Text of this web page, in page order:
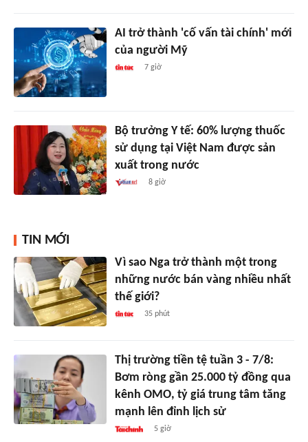
AI trở thành 'cố vấn tài chính' mới
của người Mỹ
7 giờ
Bộ trưởng Y tế: 60% lượng thuốc
sử dụng tại Việt Nam được sản
xuất trong nước
8 giờ
TIN MỚI
Vì sao Nga trở thành một trong
những nước bán vàng nhiều nhất
thế giới?
35 phút
Thị trường tiền tệ tuần 3 - 7/8:
Bơm ròng gần 25.000 tỷ đồng qua
kênh OMO, tỷ giá trung tâm tăng
mạnh lên đỉnh lịch sử
5 giờ